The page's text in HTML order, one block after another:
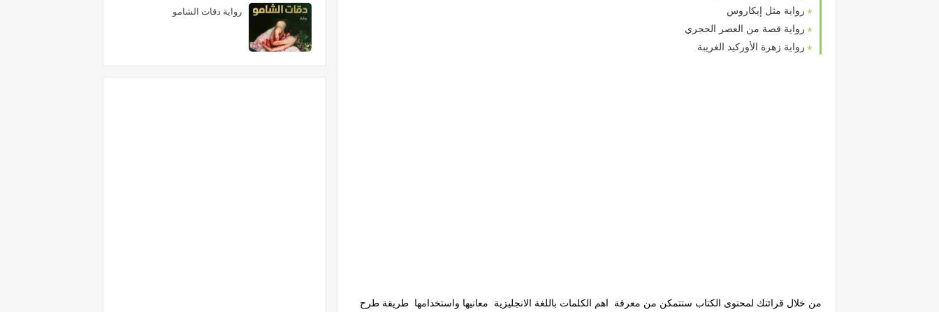
رواية مثل إيكاروس
رواية قصة من العصر الحجري
رواية زهرة الأوركيد الغريبة
من خلال قرائتك لمحتوى الكتاب ستتمكن من معرفة اهم الكلمات باللغة الانجليزية معانيها واستخدامها طريقة طرح
رواية دقات الشامو